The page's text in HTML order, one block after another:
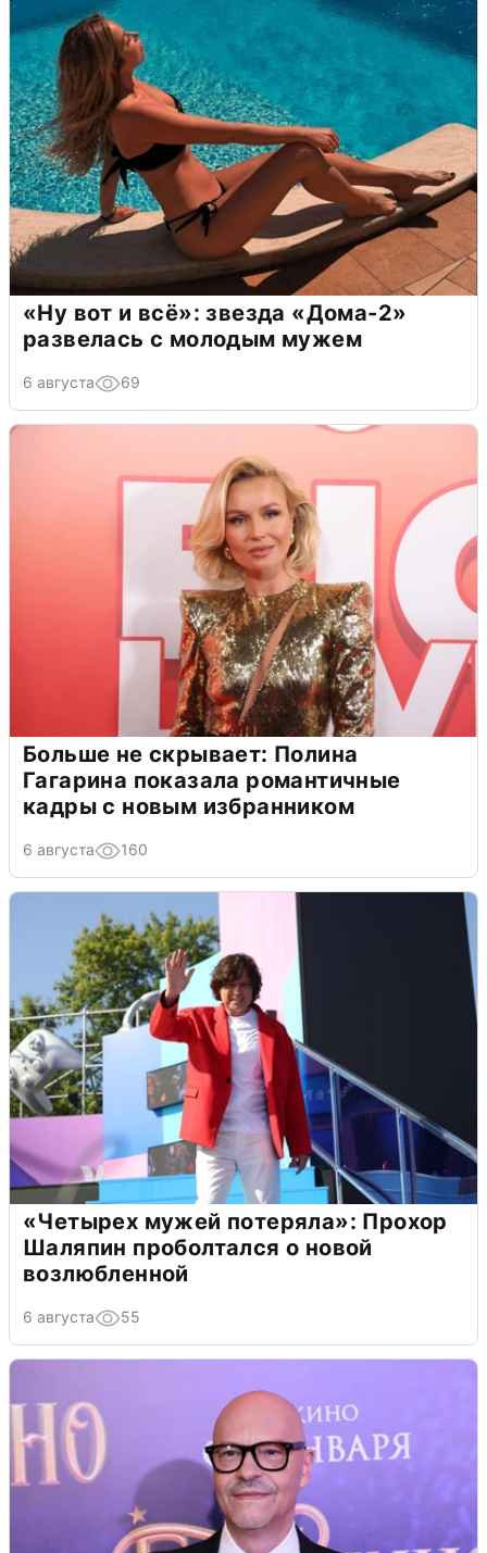
«Ну вот и всё»: звезда «Дома-2»
развелась с молодым мужем
6 августа 69
Больше не скрывает: Полина
Гагарина показала романтичные
кадры с новым избранником
6 августа 160
«Четырех мужей потеряла»: Прохор
Шаляпин проболтался о новой
возлюбленной
6 августа 55